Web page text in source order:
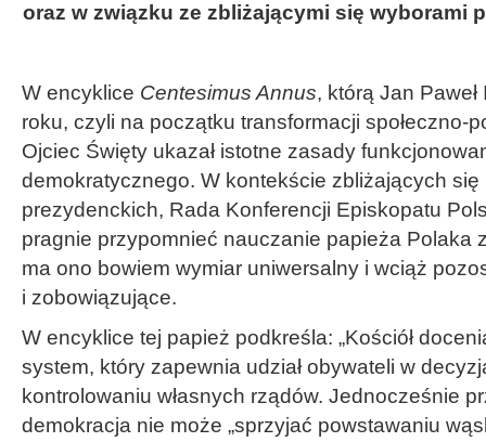
oraz w związku ze zbliżającymi się wyborami
W encyklice Centesimus Annus, którą Jan Paweł
roku, czyli na początku transformacji społeczno-
Ojciec Święty ukazał istotne zasady
demokratycznego. W kontekście zbliżających
prezydenckich, Rada Konferencji Episkopatu
pragnie przypomnieć nauczanie papieża Polaka
ma ono bowiem wymiar uniwersalny i wciąż
i zobowiązujące.
W encyklice tej papież podkreśla: „Kościół
system, który zapewnia udział obywateli w
kontrolowaniu własnych rządów. Jednocześnie
demokracja nie może „sprzyjać powstawaniu